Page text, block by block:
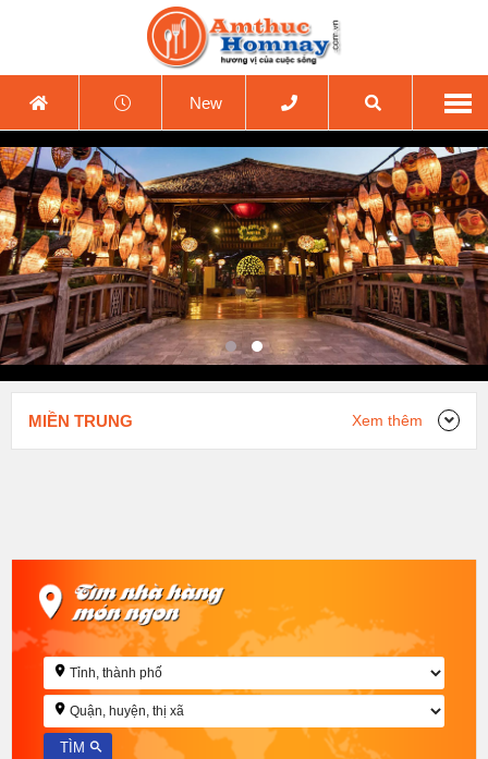
New
MIỀN TRUNG Xem thêm